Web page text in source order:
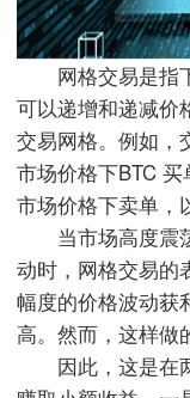
IE下载乐园
网格交易是指下
可以递增和递减价
交易网格。例如，
市场价格下BTC
市场价格下卖单，
当市场高度震荡
动时，网格交易的
幅度的价格波动获
高。然而，这样做
因此，这是在两